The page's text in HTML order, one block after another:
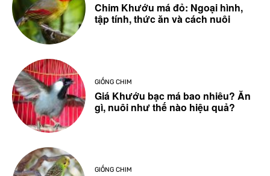
Chim Khướu má đỏ: Ngoại hình,
tập tính, thức ăn và cách nuôi
GIỐNG CHIM
Giá Khướu bạc má bao nhiêu? Ăn
gì, nuôi như thế nào hiệu quả?
GIỐNG CHIM